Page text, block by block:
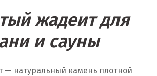
жадеит для
и сауны
— натуральный камень плотной